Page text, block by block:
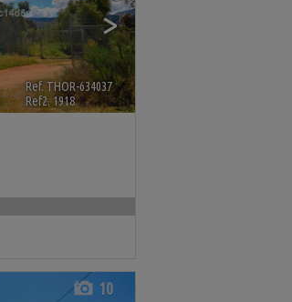
>
Ref. THOR-634037 🔗
Ref2. 1918
10